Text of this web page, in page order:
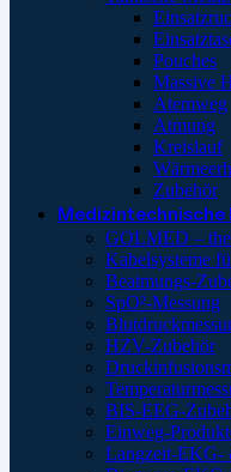
Pouches
Massive
Atemweg
Atmung
Kreislauf
Zubehör
Medizintechnische
GOLMED –
Kabelsysteme
Beatmungs-
SpO²-Messung
HZV-Zubehör
BIS-EEG-
Einweg-
Langzeit-EKG-